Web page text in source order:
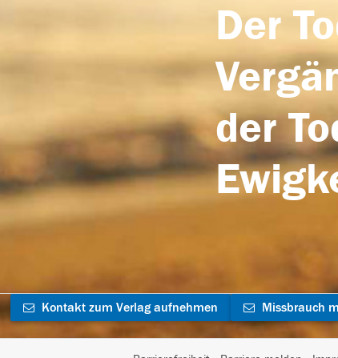
Der
der
Kontakt zum Verlag aufnehmen Missbrauch